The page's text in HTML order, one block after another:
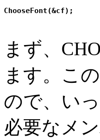
まず、
ます。こ
ので、い
必要なメ